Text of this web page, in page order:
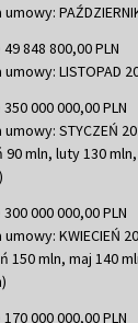
848 800,00 PLN
LISTOPAD
000 000,00 PLN
STYCZEŃ
mln, luty 130 mln,
000 000,00 PLN
KWIECIEŃ
150 mln, maj 140
000 000,00 PLN